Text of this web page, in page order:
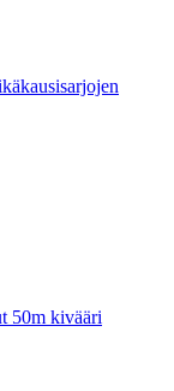
50m kivääri